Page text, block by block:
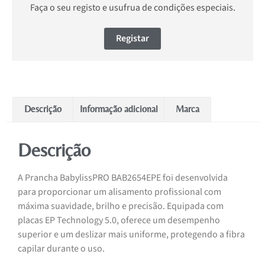
Faça o seu registo e usufrua de condições especiais.
Registar
Descrição Informação adicional Marca
Descrição
A Prancha BabylissPRO BAB2654EPE foi desenvolvida
para proporcionar um alisamento profissional com
máxima suavidade, brilho e precisão. Equipada com
placas EP Technology 5.0, oferece um desempenho
superior e um deslizar mais uniforme, protegendo a fibra
capilar durante o uso.